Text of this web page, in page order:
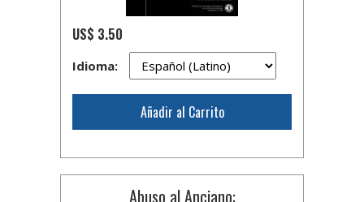
US$ 3.50
Idioma:
Añadir al Carrito
Abuso al Anciano: